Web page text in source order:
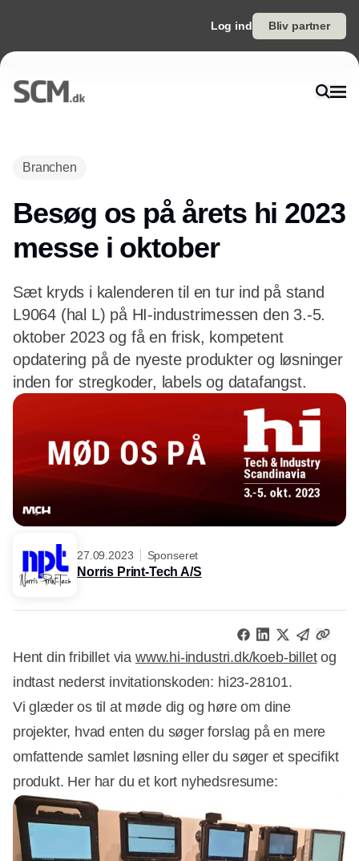
Log ind Bliv partner
Branchen
Besøg os på årets hi 2023
messe i oktober
Sæt kryds i kalenderen til en tur ind på stand
L9064 (hal L) på HI-industrimessen den 3.-5.
oktober 2023 og få en frisk, kompetent
opdatering på de nyeste produkter og løsninger
inden for stregkoder, labels og datafangst.
27.09.2023 Sponseret
Norris Print-Tech A/S
Hent din fribillet via www.hi-industri.dk/koeb-billetog
indtast nederst invitationskoden: hi23-28101.
Vi glæder os til at møde dig og høre om dine
projekter, hvad enten du søger forslag på en mere
omfattende samlet løsning eller du søger et specifikt
produkt. Her har du et kort nyhedsresume: